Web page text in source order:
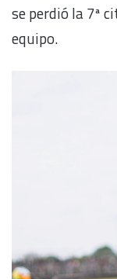
se perdió la 7ª
equipo.